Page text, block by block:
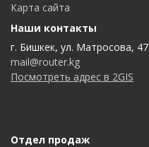
Карта сайта
Наши контакты
г. Бишкек, ул. Матросова, 47
mail@router.kg
Посмотреть адрес в 2GIS
Отдел продаж